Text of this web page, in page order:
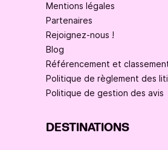
Mentions légales
Partenaires
Rejoignez-nous !
Blog
Référencement et
Politique de règlement des
Politique de gestion des avis
DESTINATIONS